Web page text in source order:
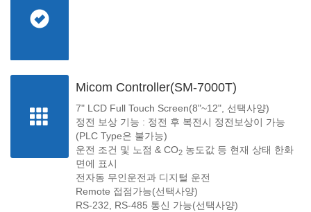
Micom Controller(SM-7000T)
7" LCD Full Touch Screen(8"~12", 선택사양)
정전 보상 기능 : 정전 후 복전시 정전보상이 가능
(PLC Type은 불가능)
운전 조건 및 노점 & CO2농도값 등 현재 상태 한화
면에 표시
전자동 무인운전과 디지털 운전
Remote 접점가능(선택사양)
RS-232, RS-485 통신 가능(선택사양)